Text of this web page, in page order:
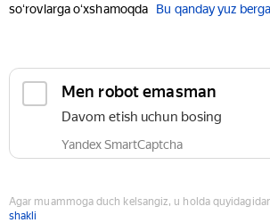
soʻrovlarga oʻxshamoqda
Bu qanday yuz
Men robot emasman
Davom etish uchun bosing
Yandex SmartCaptcha
Agar muammoga duch kelsangiz, u holda
shakli